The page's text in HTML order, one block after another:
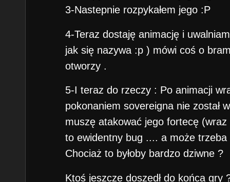
3-Nastepnie rozpykałem jego :P
4-Teraz dostaję animację i
jak się nazywa :p ) mówi coś o
otworzy .
5-I teraz do rzeczy : Po animacji
pokonaniem sovereigna nie został
muszę atakować jego fortecę
to ewidentny bug .... a może
Chociaż to byłoby bardzo dziwne ?
Ktoś jeszcze doszedł do końca gry